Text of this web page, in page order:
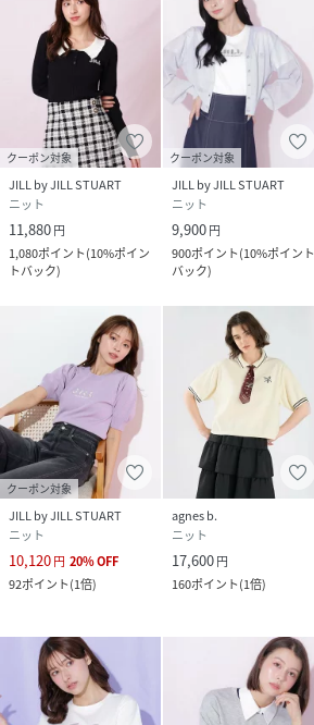
クーポン対象
JILL by JILL STUART
ニット
11,880円
1,080ポイント(10%ポイン
トバック)
クーポン対象
JILL by JILL STUART
ニット
9,900円
900ポイント(10%ポイント
バック)
クーポン対象
JILL by JILL STUART
ニット
10,120円 20%OFF
92ポイント(1倍)
agnes b.
ニット
17,600円
160ポイント(1倍)